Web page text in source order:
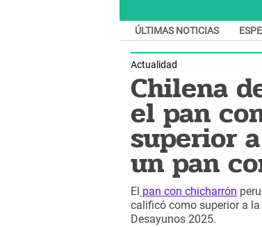
ÚLTIMAS NOTICIAS
Actualidad
Chilena
el pan
superior
un pan
El pan con chicharrón
calificó como superior a
Desayunos 2025.